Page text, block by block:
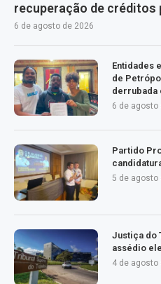
recuperação de créditos
6 de agosto de 2026
Entidades
de
derrubada
6 de agosto
Partido
5 de agosto
Justiça do
assédio
4 de agosto